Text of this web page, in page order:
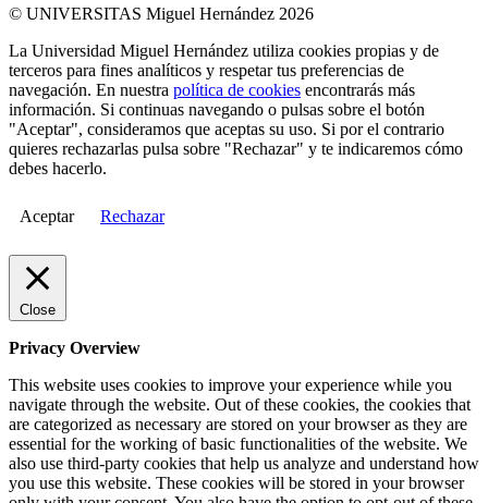
© UNIVERSITAS Miguel Hernández 2026
La Universidad Miguel Hernández utiliza cookies propias y de
terceros para fines analíticos y respetar tus preferencias de
navegación. En nuestra política de cookies encontrarás más
información. Si continuas navegando o pulsas sobre el botón
"Aceptar", consideramos que aceptas su uso. Si por el contrario
quieres rechazarlas pulsa sobre "Rechazar" y te indicaremos cómo
debes hacerlo.
Aceptar Rechazar
Close
Privacy Overview
This website uses cookies to improve your experience while you
navigate through the website. Out of these cookies, the cookies that
are categorized as necessary are stored on your browser as they are
essential for the working of basic functionalities of the website. We
also use third-party cookies that help us analyze and understand how
you use this website. These cookies will be stored in your browser